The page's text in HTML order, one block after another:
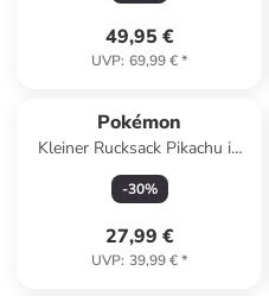
49,95 €
UVP: 69,99 €*
Pokémon
Kleiner Rucksack Pikachu in
Mehrfarbig
-30%
27,99 €
UVP: 39,99 €*